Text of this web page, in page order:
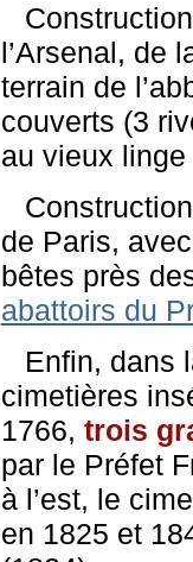
l’Arsenal, de
terrain de
couverts (3
au vieux
de Paris,
bêtes près
abattoirs du
Enfin, dans
cimetières
1766, trois
par le Préfet
à l’est, le
en 1825 et